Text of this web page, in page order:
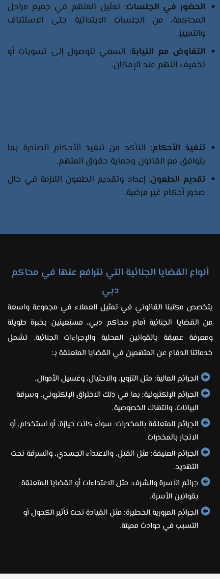
الحضور في الجلسات: تمثيل المتهم في جميع مراحل
المحاكمة، من الجلسات الابتدائية حتى الاستئناف
والتمييز.
التفاوض مع النيابة: السعي للوصول إلى تسويات أو
تخفيف التهم عند الإمكان.
تنفيذ الأحكام: التأكد من تنفيذ الأحكام الصادرة بما
يتوافق مع القانون وحماية حقوق المتهم.
تقديم الطعون: إعداد وتقديم الطعون اللازمة في حال
صدور أحكام غير مرضية.
أنواع القضايا الجنائية التي نترافع عنها في محاكم
دبي
يتخصص مكتبنا القانوني في تمثيل العملاء في مجموعة واسعة
من القضايا الجنائية أمام محاكم دبي، مستعينين بخبرة طويلة
ومعرفة عميقة بالقوانين المحلية والإجراءات الجنائية. تشمل
خدماتنا الدفاع عن المتهمين في القضايا المتعلقة بـ:
الجرائم المالية: مثل التزوير، والاحتيال، وغسيل الأموال.
الجرائم الإلكترونية: بما في ذلك الاختراق الإلكتروني، وسرقة
البيانات، وانتهاك الخصوصية.
الجرائم المتعلقة بالمخدرات: سواء كانت حيازة، أو استخدام، أو
الاتجار بالمخدرات.
الجرائم العنيفة: مثل القتل، والاعتداء الجسدي، والسرقة تحت
التهديد.
جرائم الأسرة والشرف: مثل الاعتداءات أو القضايا المتعلقة
بقوانين الأسرة.
الجرائم المرورية الخطيرة: مثل القيادة تحت تأثير الكحول أو
التسبب في حوادث مميتة.